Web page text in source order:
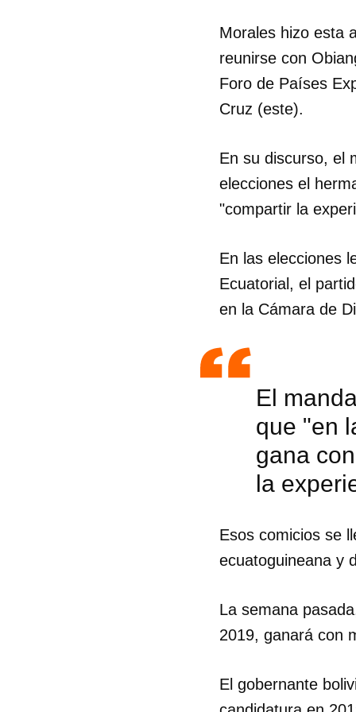
Morales hizo esta
reunirse con
Foro de Países
Cruz (este).
En su discurso, el
elecciones el
"compartir la
En las elecciones
Ecuatorial, el
en la Cámara de
El
que "en
gana
la
Esos comicios se
ecuatoguineana y
La semana
2019, ganará con
El gobernante